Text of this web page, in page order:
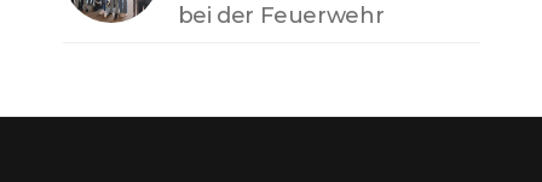
bei der Feuerwehr